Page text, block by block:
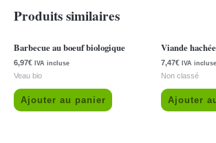
Produits similaires
Barbecue au boeuf biologique
6,97€ IVA incluse
Veau bio
Ajouter au panier
Viande
7,47€ IVA incluse
Non classé
Ajouter